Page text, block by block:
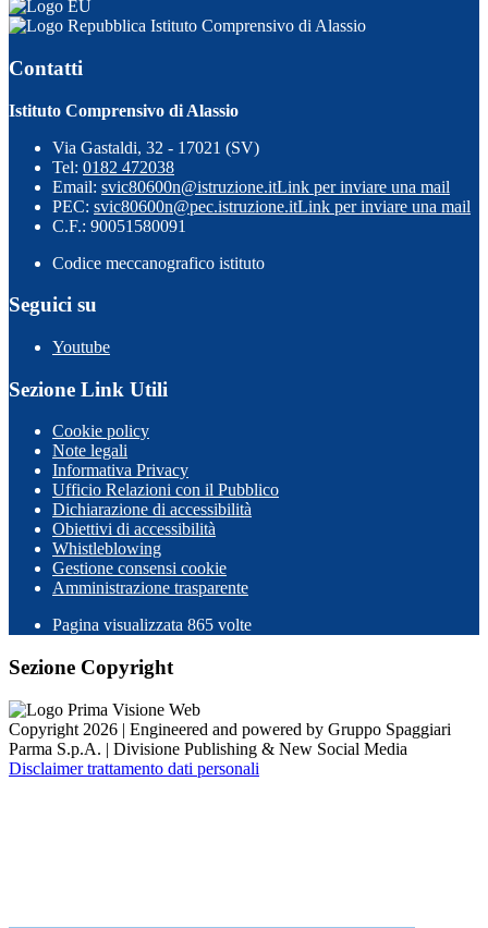
Istituto Comprensivo di Alassio
Contatti
Istituto Comprensivo di Alassio
Via Gastaldi, 32 - 17021 (SV)
Tel: 0182 472038
Email: svic80600n@istruzione.itLink per inviare una mail
PEC: svic80600n@pec.istruzione.itLink per inviare una mail
C.F.: 90051580091
Codice meccanografico istituto
Seguici su
Youtube
Sezione Link Utili
Cookie policy
Note legali
Informativa Privacy
Ufficio Relazioni con il Pubblico
Dichiarazione di accessibilità
Obiettivi di accessibilità
Whistleblowing
Gestione consensi cookie
Amministrazione trasparente
Pagina visualizzata 865 volte
Sezione Copyright
Copyright 2026 | Engineered and powered by Gruppo Spaggiari
Parma S.p.A. | Divisione Publishing & New Social Media
Disclaimer trattamento dati personali